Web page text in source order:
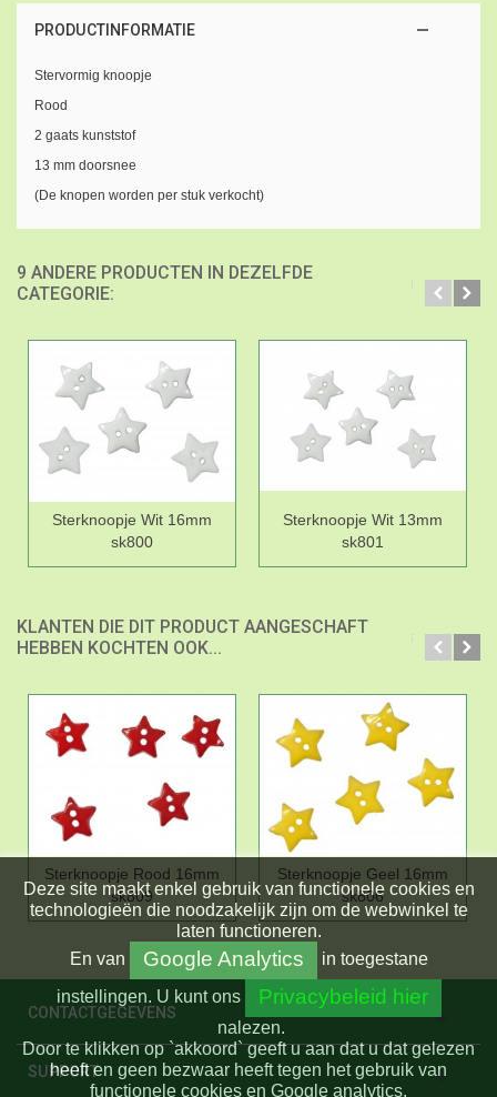
PRODUCTINFORMATIE
Stervormig knoopje
Rood
2 gaats kunststof
13 mm doorsnee
(De knopen worden per stuk verkocht)
9 ANDERE PRODUCTEN IN DEZELFDE
CATEGORIE:
Sterknoopje Wit 16mm
sk800
Sterknoopje Wit 13mm
sk801
KLANTEN DIE DIT PRODUCT AANGESCHAFT
HEBBEN KOCHTEN OOK...
Sterknoopje Rood 16mm
sk809
Sterknoopje Geel 16mm
sk806
CONTACTGEGEVENS
SUPPORT
Deze site maakt enkel gebruik van functionele cookies en
technologieën die noodzakelijk zijn om de webwinkel te
laten functioneren.
En van Google Analytics
in toegestane
instellingen. U kunt ons Privacybeleid hier
nalezen.
Door te klikken op `akkoord` geeft u aan dat u dat gelezen
heeft en geen bezwaar heeft tegen het gebruik van
functionele cookies en Google analytics.